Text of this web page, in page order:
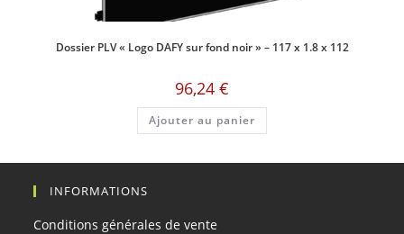
Dossier PLV « Logo DAFY sur fond noir » – 117 x 1.8 x 112
96,24 €
Ajouter au panier
INFORMATIONS
Conditions générales de vente